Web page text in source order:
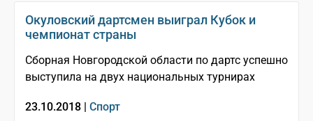
Окуловский дартсмен выиграл Кубок и
чемпионат страны
Сборная Новгородской области по дартс успешно
выступила на двух национальных турнирах
23.10.2018 | Спорт